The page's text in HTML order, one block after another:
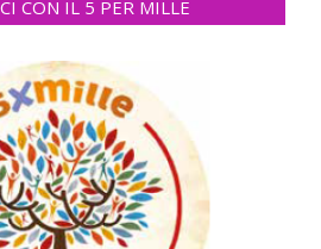
CON IL 5 PER MILLE